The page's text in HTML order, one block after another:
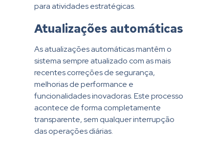
para atividades estratégicas.
Atualizações automáticas
As atualizações automáticas mantêm o
sistema sempre atualizado com as mais
recentes correções de segurança,
melhorias de performance e
funcionalidades inovadoras. Este processo
acontece de forma completamente
transparente, sem qualquer interrupção
das operações diárias.